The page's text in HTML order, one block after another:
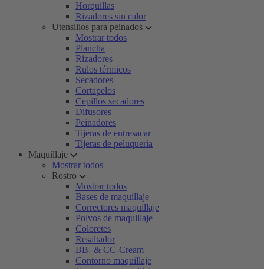
Horquillas
Rizadores sin calor
Utensilios para peinados
Mostrar todos
Plancha
Rizadores
Rulos térmicos
Secadores
Cortapelos
Cepillos secadores
Difusores
Peinadores
Tijeras de entresacar
Tijeras de peluquería
Maquillaje
Mostrar todos
Rostro
Mostrar todos
Bases de maquillaje
Correctores maquillaje
Polvos de maquillaje
Coloretes
Resaltador
BB- & CC-Cream
Contorno maquillaje